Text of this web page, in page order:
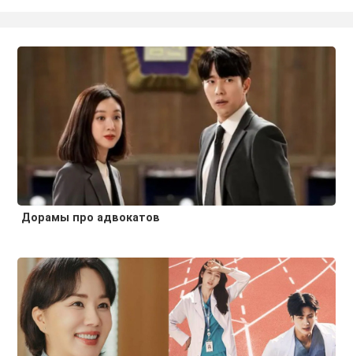
Дорамы про адвокатов